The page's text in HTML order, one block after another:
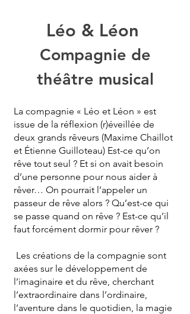
Léo & Léon
Compagnie de
théâtre musical
La compagnie « Léo et Léon » est
issue de la réflexion (r)éveillée de
deux grands rêveurs (Maxime Chaillot
et Étienne Guilloteau) Est-ce qu’on
rêve tout seul ? Et si on avait besoin
d’une personne pour nous aider à
rêver… On pourrait l’appeler un
passeur de rêve alors ? Qu’est-ce qui
se passe quand on rêve ? Est-ce qu’il
faut forcément dormir pour rêver ?
Les créations de la compagnie sont
axées sur le développement de
l’imaginaire et du rêve, cherchant ​
l’extraordinaire dans l’ordinaire,
l’aventure dans le quotidien, la magie